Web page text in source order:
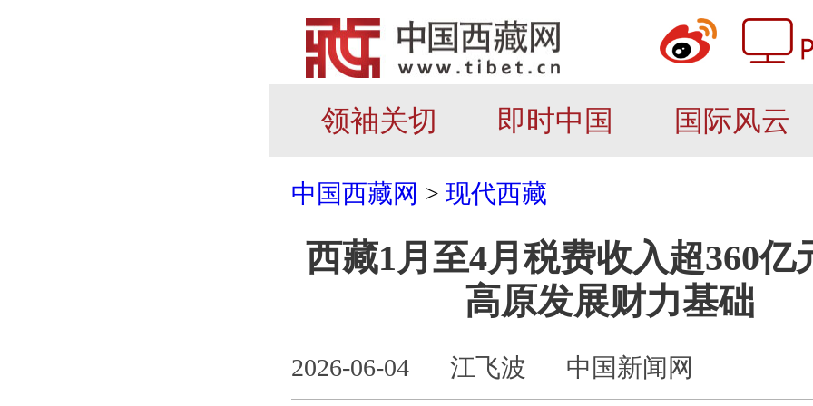
领袖关切 即时中国 国际风云
中国西藏网 > 现代西藏
西藏1月至4月税费收入超360亿
高原发展财力基础
2026-06-04 江飞波 中国新闻网